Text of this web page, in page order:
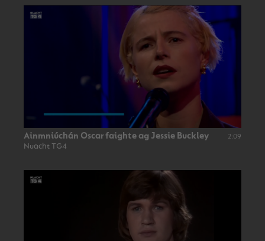
Ainmniúchán Oscar faighte ag Jessie Buckley
Nuacht TG4
2:09